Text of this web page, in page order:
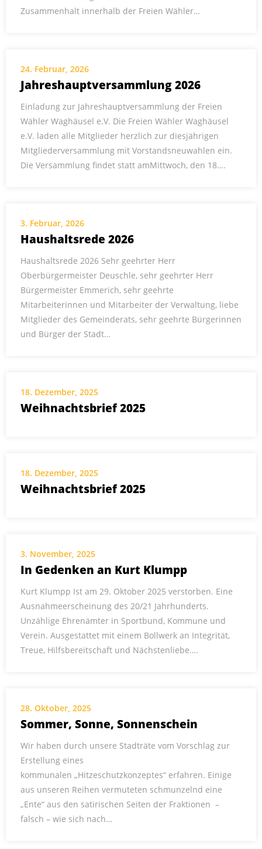
Zusammenhalt innerhalb der Freien Wähler…
24. Februar, 2026
Jahreshauptversammlung 2026
Einladung zur Jahreshauptversammlung der Freien
Wähler Waghäusel e.V. Die Freien Wähler Waghäusel
e.V. laden alle Mitglieder herzlich zur diesjährigen
Mitgliederversammlung mit Vorstandsneuwahlen ein.
Die Versammlung findet statt amMittwoch, den 18….
3. Februar, 2026
Haushaltsrede 2026
Haushaltsrede 2026 Sehr geehrter Herr
Oberbürgermeister Deuschle, sehr geehrter Herr
Bürgermeister Emmerich, sehr geehrte
Mitarbeiterinnen und Mitarbeiter der Verwaltung, liebe
Mitglieder des Gemeinderats, sehr geehrte Bürgerinnen
und Bürger der Stadt…
18. Dezember, 2025
Weihnachtsbrief 2025
18. Dezember, 2025
Weihnachtsbrief 2025
3. November, 2025
In Gedenken an Kurt Klumpp
Kurt Klumpp Ist am 29. Oktober 2025 verstorben. Eine
Ausnahmeerscheinung des 20/21 Jahrhunderts.
Unzählige Ehrenämter in Sportbund, Kommune und
Verein. Ausgestattet mit einem Bollwerk an Integrität,
Treue, Hilfsbereitschaft und Nächstenliebe….
28. Oktober, 2025
Sommer, Sonne, Sonnenschein
Wir haben durch unsere Stadträte vom Vorschlag zur
Erstellung eines
kommunalen „Hitzeschutzkonzeptes“ erfahren. Einige
aus unseren Reihen vermuteten schmunzelnd eine
„Ente“ aus den satirischen Seiten der Fraktionen –
falsch – wie sich nach…